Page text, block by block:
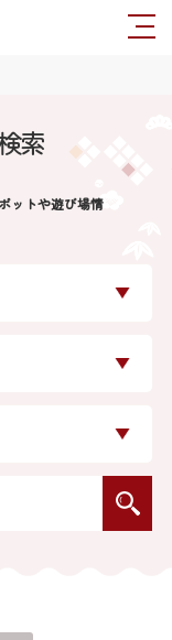
索
ットや遊び場情